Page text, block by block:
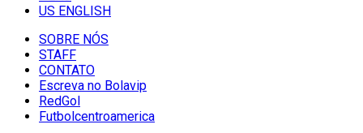
US ENGLISH
SOBRE NÓS
STAFF
CONTATO
Escreva no Bolavip
RedGol
Futbolcentroamerica